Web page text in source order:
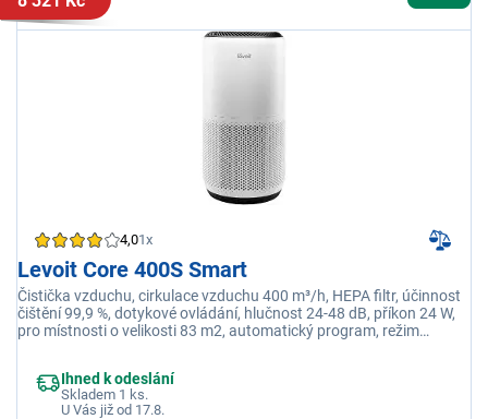
4,01x
Levoit Core 400S Smart
Čistička vzduchu, cirkulace vzduchu 400 m³/h, HEPA filtr, účinnost
čištění 99,9 %, dotykové ovládání, hlučnost 24-48 dB, příkon 24 W,
pro místnosti o velikosti 83 m2, automatický program, režim
Ihned k odeslání
Skladem 1 ks.
U Vás již od 17.8.